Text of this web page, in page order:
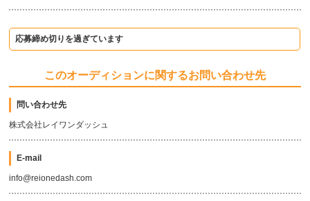
応募締め切りを過ぎています
このオーディションに関するお問い合わせ先
問い合わせ先
株式会社レイワンダッシュ
E-mail
info@reionedash.com